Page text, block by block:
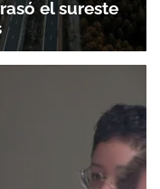
el sureste